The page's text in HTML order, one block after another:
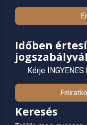
Időben
Kérje
Keresés